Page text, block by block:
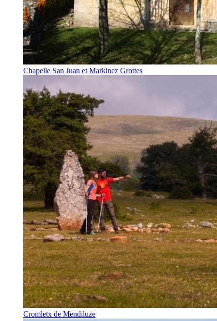
Chapelle San Juan et Markinez Grottes
Cromletx de Mendiluze